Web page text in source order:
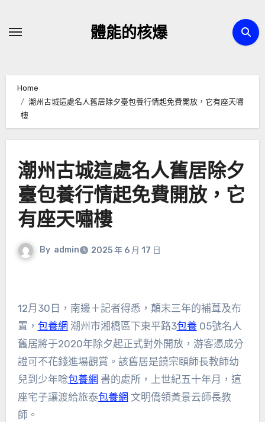
體能的核爆
Home
潮州古城這處名人舊居除夕臺包養行情起免費開放，它有座天嘯
樓
潮州古城這處名人舊居除夕
臺包養行情起免費開放，它
有座天嘯樓
By admin 2025 年 6 月 17 日
12月30日，南邊＋記者得悉，顛末三年的補葺及布
置， 包養網 潮州市湘橋區下東平路3包養05號名人
舊居將于2020年除夕起正式對外開放，游客憑成分
證可不花錢進場觀賞。該舊居是饒宗頤師長教師幼
兒到少年唸包養網 書的處所，上世紀五十年月，這
座宅子讓渡給旅泰包養網 文明僑領黃景云師長教
師。